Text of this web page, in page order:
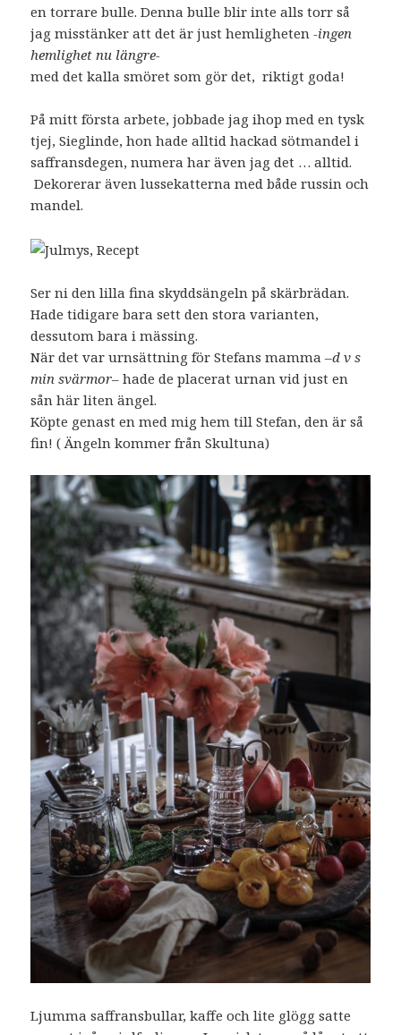
en torrare bulle. Denna bulle blir inte alls torr så
jag misstänker att det är just hemligheten-ingen
hemlighet nu längre-
med det kalla smöret som gör det, riktigt goda!
På mitt första arbete, jobbade jag ihop med en tysk
tjej, Sieglinde, hon hade alltid hackad sötmandel i
saffransdegen, numera har även jag det … alltid.
Dekorerar även lussekatterna med både russin och
mandel.
Ser ni den lilla fina skyddsängeln på skärbrädan.
Hade tidigare bara sett den stora varianten,
dessutom bara i mässing.
När det var urnsättning för Stefans mamma –d v s
min svärmor– hade de placerat urnan vid just en
sån här liten ängel.
Köpte genast en med mig hem till Stefan, den är så
fin! ( Ängeln kommer från Skultuna)
Ljumma saffransbullar, kaffe och lite glögg satte